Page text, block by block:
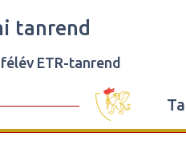
tanrend
ETR-tanrend